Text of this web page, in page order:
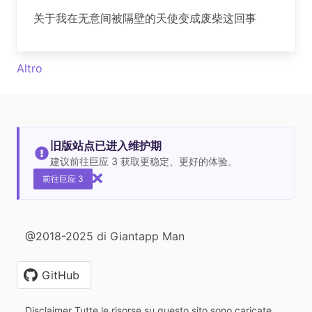
关于我在无意间被隔壁的天使变成废柴这回事
Altro
旧版站点已进入维护期
建议前往巨应 3 获取更稳定、更好的体验。
前往巨应 3
@2018-2025 di Giantapp Man
GitHub